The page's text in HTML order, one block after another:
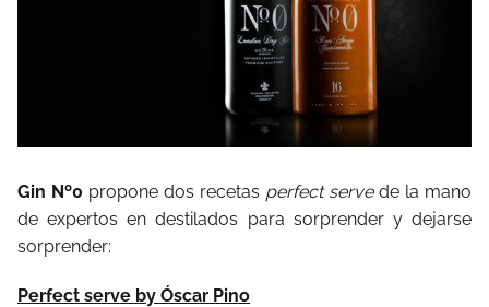
Gin Nº0 propone dos recetas perfect servede la mano
de expertos en destilados para sorprender y dejarse
sorprender:
Perfect serve by Óscar Pino